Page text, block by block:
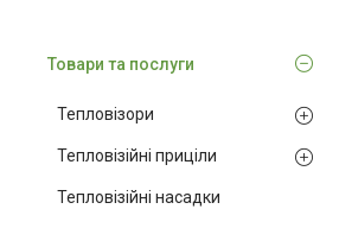
Товари та послуги
Тепловізори
Тепловізійні приціли
Тепловізійні насадки